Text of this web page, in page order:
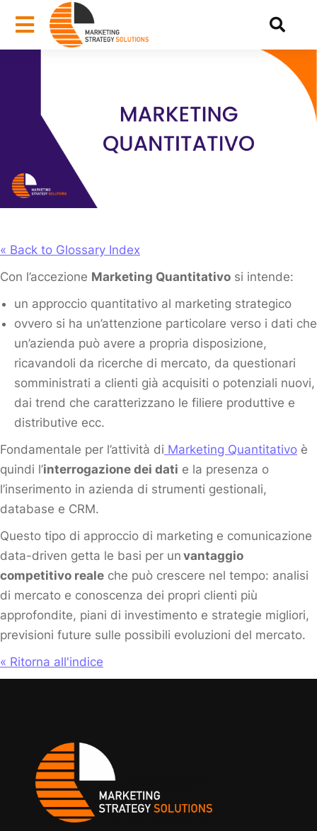
« Back to Glossary Index
Con l’accezione Marketing Quantitativo si intende:
un approccio quantitativo al marketing strategico
ovvero si ha un’attenzione particolare verso i dati che
un’azienda può avere a propria disposizione,
ricavandoli da ricerche di mercato, da questionari
somministrati a clienti già acquisiti o potenziali nuovi,
dai trend che caratterizzano le filiere produttive e
distributive ecc.
Fondamentale per l’attività di Marketing Quantitativo è
quindi l’interrogazione dei dati e la presenza o
l’inserimento in azienda di strumenti gestionali,
database e CRM.
Questo tipo di approccio di marketing e comunicazione
data-driven getta le basi per un vantaggio
competitivo reale che può crescere nel tempo: analisi
di mercato e conoscenza dei propri clienti più
approfondite, piani di investimento e strategie migliori,
previsioni future sulle possibili evoluzioni del mercato.
« Ritorna all'indice